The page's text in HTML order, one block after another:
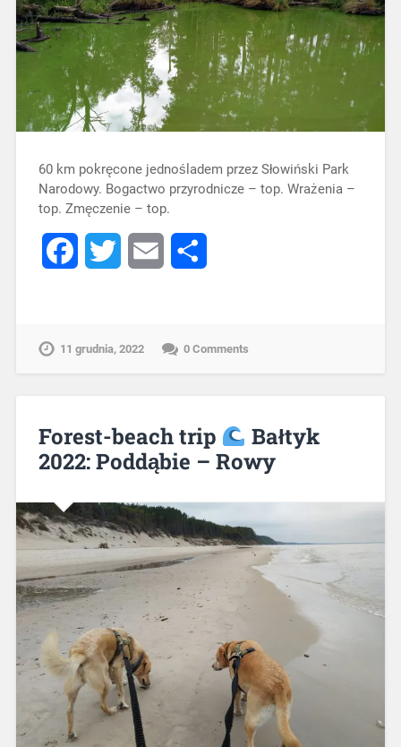
60 km pokręcone jednośladem przez Słowiński Park
Narodowy. Bogactwo przyrodnicze – top. Wrażenia –
top. Zmęczenie – top.
FacebookTwitter Email
11 grudnia, 2022 0 Comments
Forest-beach trip
Bałtyk
2022: Poddąbie – Rowy